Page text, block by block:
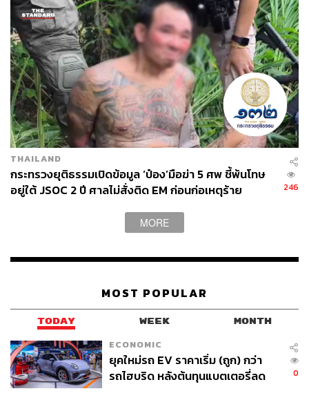
THAILAND
กระทรวงยุติธรรมเปิดข้อมูล ‘ป๋อง’มือฆ่า 5 ศพ ชี้พ้นโทษ
อยู่ใต้ JSOC 2 ปี ศาลไม่สั่งติด EM ก่อนก่อเหตุร้าย
246
MORE
MOST POPULAR
TODAY WEEK MONTH
ECONOMIC
ยุคใหม่รถ EV ราคาเริ่ม (ถูก) กว่า
รถไฮบริด หลังต้นทุนแบตเตอรี่ลด
0